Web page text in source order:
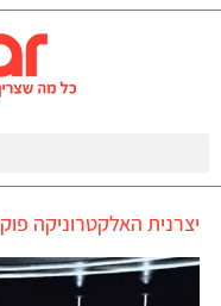
יצרנית האלקטרוניקה